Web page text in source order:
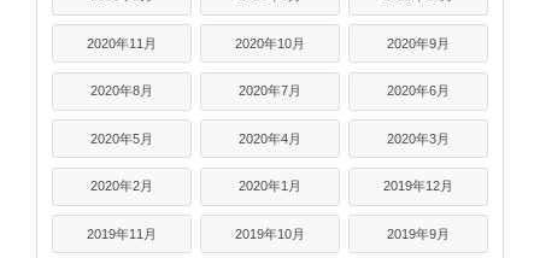
2020年11月 2020年10月 2020年9月
2020年8月 2020年7月 2020年6月
2020年5月 2020年4月 2020年3月
2020年2月 2020年1月 2019年12月
2019年11月 2019年10月 2019年9月